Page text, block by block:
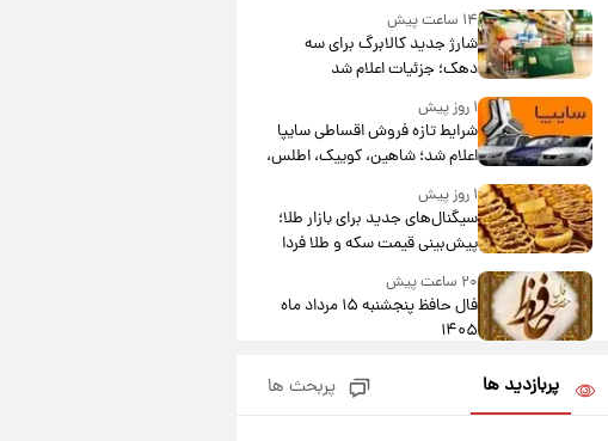
۱۴ ساعت پیش
شارژ جدید کالابرگ برای سه
دهک؛ جزئیات اعلام شد
۱ روز پیش
شرایط تازه فروش اقساطی سایپا
اعلام شد؛ شاهین، کوییک، اطلس،
سهند و ساینا با اقساط بلندمدت +
جدول۱ روز پیش
سیگنال‌های جدید برای بازار طلا؛
پیش‌بینی قیمت سکه و طلا فردا
۲۰ ساعت پیش
فال حافظ پنجشنبه ۱۵ مرداد ماه
۱۴۰۵
فال قهوه روزانه پنجشنبه ۱۵ مرداد
ماه ۱۴۰۵
پربازدید ها پربحث ها